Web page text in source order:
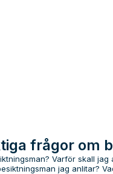
frågor om
Varför skall
jag anlitar?